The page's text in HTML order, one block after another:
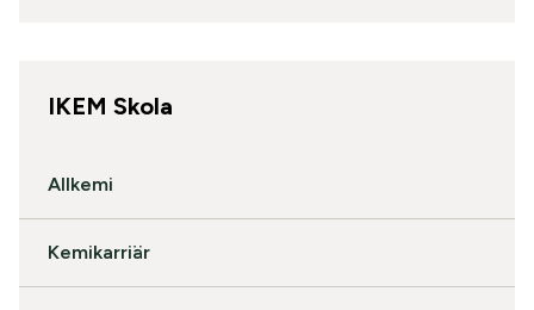
IKEM Skola
Allkemi
Kemikarriär